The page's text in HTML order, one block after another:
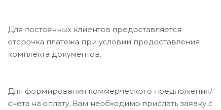
Для постоянных клиентов предоставляется
отсрочка платежа при условии предоставления
комплекта документов.
Для формирования коммерческого предложения/
счета на оплату, Вам необходимо прислать заявку с